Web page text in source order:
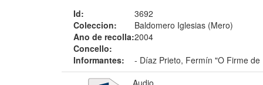
Id:
3692
Coleccion:
Baldomero Iglesias (Mero)
Ano de recolla:2004
Concello:
Informantes:
- Díaz Prieto, Fermín "O Firme de
Audio